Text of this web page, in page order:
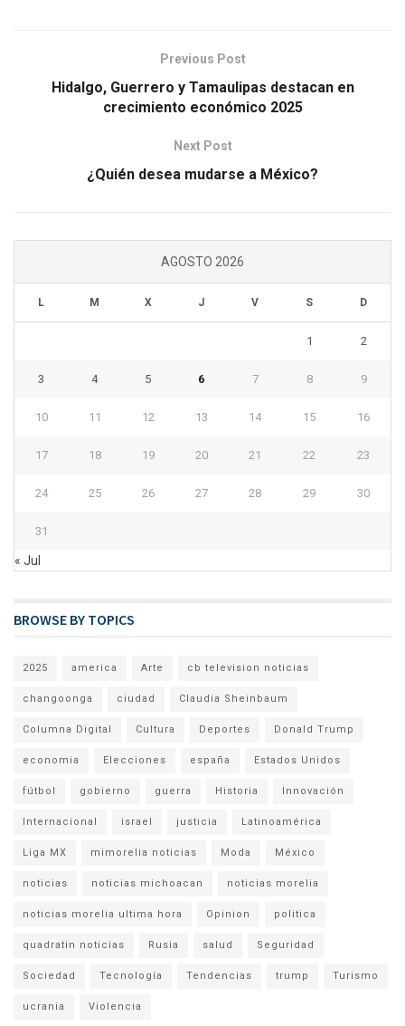
Previous Post
Hidalgo, Guerrero y Tamaulipas destacan en
crecimiento económico 2025
Next Post
¿Quién desea mudarse a México?
AGOSTO 2026
L M X J V S D
1 2
3 4 5 6 7 8 9
10 11 12 13 14 15 16
17 18 19 20 21 22 23
24 25 26 27 28 29 30
31
« Jul
BROWSE BY TOPICS
2025 america Arte cb television noticias
changoonga ciudad Claudia Sheinbaum
Columna Digital Cultura Deportes Donald Trump
economia Elecciones españa Estados Unidos
fútbol gobierno guerra Historia Innovación
Internacional israel justicia Latinoamérica
Liga MX mimorelia noticias Moda México
noticias noticias michoacan noticias morelia
noticias morelia ultima hora Opinion politica
quadratin noticias Rusia salud Seguridad
Sociedad Tecnología Tendencias trump Turismo
ucrania Violencia